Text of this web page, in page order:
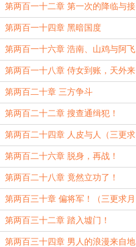
第两百一十二章 第一次的降临与接
触（月票投满加更，并再次求票！）
第两百一十四章 黑暗国度
第两百一十六章 浩南、山鸡与阿飞
第两百一十八章 侍女到账，天外来
客！（三更求月票！）
第两百二十章 三方争斗
第两百二十二章 搜查通缉犯！
第两百二十四章 人皮与人（三更求
月票！）
第两百二十六章 脱身，再战！
第两百二十八章 竟然立功了！
第两百三十章 偏将军！（三更求月
票！）
第两百三十二章 踏入墟门！
第两百三十四章 男人的浪漫来自地